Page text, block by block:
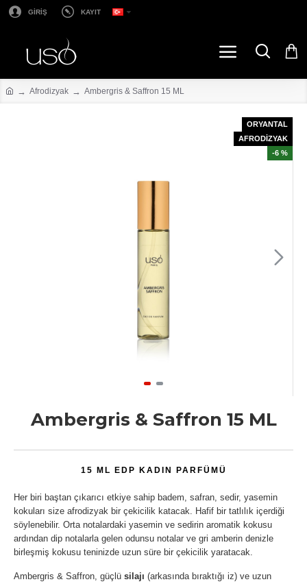
GİRİŞ KAYIT
Afrodizyak Ambergris & Saffron 15 ML
ORYANTAL
AFRODİZYAK
-6 %
Ambergris & Saffron 15 ML
Her biri baştan çıkarıcı etkiye sahip badem, safran, sedir, yasemin
kokuları size afrodizyak bir çekicilik katacak. Hafif bir tatlılık içerdiği
söylenebilir. Orta notalardaki yasemin ve sedirin aromatik kokusu
ardından dip notalarla gelen odunsu notalar ve gri amberin denizle
birleşmiş kokusu teninizde uzun süre bir çekicilik yaratacak.
Ambergris & Saffron, güçlü silajı (arkasında bıraktığı iz) ve uzun
15 ML EDP KADIN PARFÜMÜ